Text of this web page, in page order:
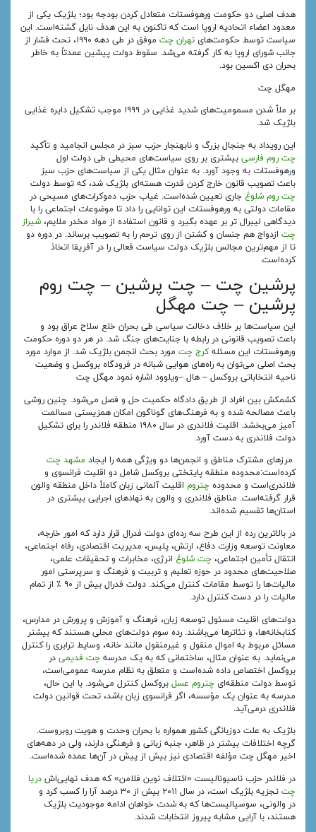
هدف اصلی دو حکومت ورهوفستات متعادل کردن بودجه بود؛ بلژیک یکی از
معدود اعضاء اتحادیه اروپا است که تاکنون به این هدف نایل گشته‌است. این
سیاست توسط حکومت‌های تهران چت
موفق در طی دهه ۱۹۹۰، تحت فشار از
جانب شورای اروپا به کار گرفته می‌شد. سقوط دولت پیشین عمدتاً به خاطر
بحران دی اکسین بود.
مهگل چت
بر ملأ شدن مسمومیت‌های شدید غذایی در ۱۹۹۹ موجب تشکیل دایره غذایی
بلژیک شد.
این رویداد به جنجال بزرگ و نابهنجار حزب سبز در مجلس انجامید و تأکید
چت روم فارسیبیشتری بر روی سیاست‌های محیطی طی دولت اول
ورهوفستات به وجود آورد. به عنوان مثال یکی از سیاست‌های حزب سبز
باعث تصویب قانون خارج کردن قدرت هسته‌ای بلژیک شد، که توسط دولت
چت روم شلوغ جاری تعیین شده‌است. غیاب حزب دموکرات‌های مسیحی در
مقامات دولتی به ورهوفستات این توانایی را داد تا موضوعات اجتماعی را با
دیدگاهی لیبرال تر بر عهده بگیرد و قانون استفاده از مواد مخدر ملایم، شیراز
چتازدواج هم جنسان و کشتن از روی ترحم را به تصویب برساند. در دوره دو
تا از مهم‌ترین مجالس بلژیک دولت سیاست فعالی را در آفریقا اتخاذ
کرده‌است.
پرشین چت – چت پرشین – چت روم
پرشین – چت مهگل
این سیاست‌ها بر خلاف دخالت سیاسی طی بحران خلع سلاح عراق بود و
باعث تصویب قانونی در رابطه با جنایت‌های جنگ شد. در هر دو دوره حکومت
ورهوفستات این مسئلهکرج چتمورد بحث انجمن بلژیک شد. از موارد مورد
بحث اصلی می‌توان به راه‌های هوایی شبانه در فرودگاه بروکسل و وضعیت
ناحیه انتخاباتی بروکسل – هال –ویلوود اشاره نمود مهگل چت
کشمکش بین افراد از طریق دادگاه حکمیت حل و فصل می‌شود. چنین روشی
باعث مصالحه شده و به فرهنگ‌های گوناگون امکان همزیستی مسالمت
آمیز می‌بخشد. اقلیت فلاندری در سال ۱۹۸۰ منطقه فلاندر را برای تشکیل
دولت فلاندری به دست آورد.
مرزهای مشترک مناطق و انجمن‌ها دو ویژگی همه را ایجاد مشهد چت
کرده‌است:محدوده منطقه پایتختی بروکسل شامل دو اقلیت فرانسوی و
فلاندری‌است و محدوده چتروماقلیت آلمانی زبان کاملاً داخل منطقه والون
قرار گرفته‌است. مناطق فلاندری و والون به نهادهای اجرایی بیشتری در
استان‌ها تقسیم شده‌اند.
در بالاترین رده از این طرح سه رده‌ای دولت فدرال قرار دارد که امور خارجه،
معاونت توسعه وزارت دفاع، ارتش، پلیس، مدیریت اقتصادی، رفاه اجتماعی،
انتقال تأمین اجتماعی، چت شلوغ انرژی، مخابرات و تحقیقات علمی،
صلاحیت‌های محدود در حوزه تعلیم و تربیت و فرهنگ و سرپرستی امور
مالیات‌ها را توسط مقامات کنترل می‌کند. دولت فدرال بیش از ۹۰ ٪ از تمام
مالیات را در دست کنترل دارد.
دولت‌های اقلیت مسئول توسعه زبان، فرهنگ و آموزش و پرورش در مدارس،
کتابخانه‌ها، و تئاترها می‌باشند. رده سوم دولت‌های محلی هستند که بیشتر
مسائل مربوط به اموال منقول و غیرمنقول مانند خانه، وسایط ترابری را کنترل
می‌نماید. به عنوان مثال، ساختمانی که به یک مدرسه چت قدیمیدر
بروکسل اختصاص داده شده‌است و متعلق به نظام مدرسه عمومی‌است،
توسط دولت منطقه‌ای چتروم عسلبروکسل کنترل می‌شود. با این حال،
مدرسه به عنوان یک مؤسسه، اگر فرانسوی زبان باشد، تحت قوانین دولت
فلاندری درمی‌آید.
بلژیک به علت دوزبانگی کشور همواره با بحران وحدت و هویت روبروست.
گرچه اختلافات بیشتر در ظاهر، جنبه زبانی و فرهنگی دارند، ولی در دهه‌های
اخیر مهگل چت مؤلفه اقتصادی نیز بیش از پیش در آن‌ها عمده شده‌است.
در فلاندر حزب ناسیونالیست «ائتلاف نوین فلامن» که هدف نهایی‌اشدریا
چت
تجزیه بلژیک است، در سال ۲۰۱۱ بیش از ۳۰ درصد آرا را کسب کرد و
در والونی، سوسیالیست‌ها که به شدت خواهان ادامه موجودیت بلژیک
هستند، با آرایی مشابه پیروز انتخابات شدند.